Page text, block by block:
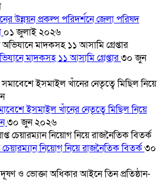
উন্নয়ন প্রকল্প পরিদর্শনে জেলা পরিষদ
০১ জুলাই ২০২৬
মাদকসহ ১১ আসামি গ্রেপ্তার৩০ জুন
ইসমাইল খাঁনের নেতৃত্বে মিছিল নিয়ে
৩০ জুন ২০২৬
নিয়োগ নিয়ে রাজনৈতিক বিতর্ক৩০